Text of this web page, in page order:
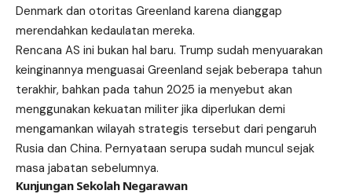
Denmark dan otoritas Greenland karena dianggap
merendahkan kedaulatan mereka.
Rencana AS ini bukan hal baru. Trump sudah menyuarakan
keinginannya menguasai Greenland sejak beberapa tahun
terakhir, bahkan pada tahun 2025 ia menyebut akan
menggunakan kekuatan militer jika diperlukan demi
mengamankan wilayah strategis tersebut dari pengaruh
Rusia dan China. Pernyataan serupa sudah muncul sejak
masa jabatan sebelumnya.
Kunjungan Sekolah Negarawan